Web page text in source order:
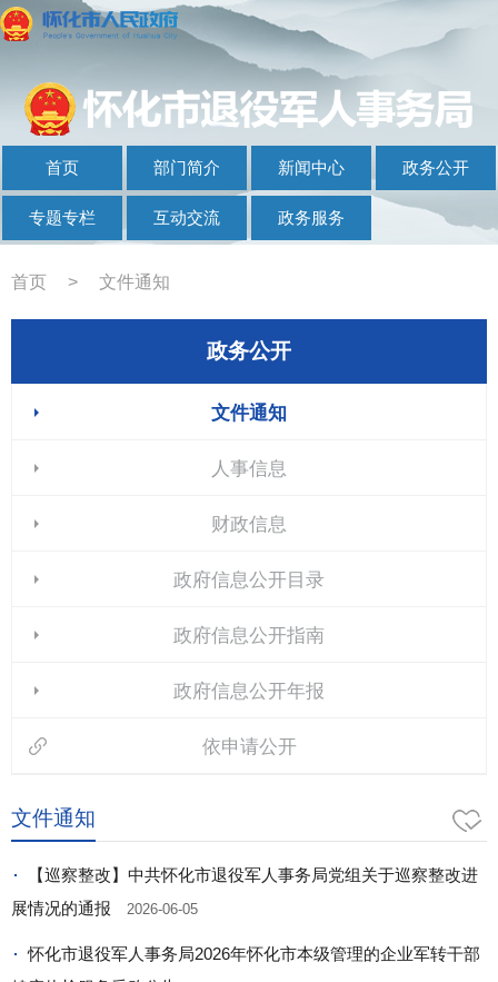
首页 部门简介 新闻中心 政务公开
专题专栏 互动交流 政务服务
首页 > 文件通知
政务公开
文件通知
人事信息
财政信息
政府信息公开目录
政府信息公开指南
政府信息公开年报
依申请公开
文件通知
【巡察整改】中共怀化市退役军人事务局党组关于巡察整改进
展情况的通报
2026-06-05
怀化市退役军人事务局2026年怀化市本级管理的企业军转干部